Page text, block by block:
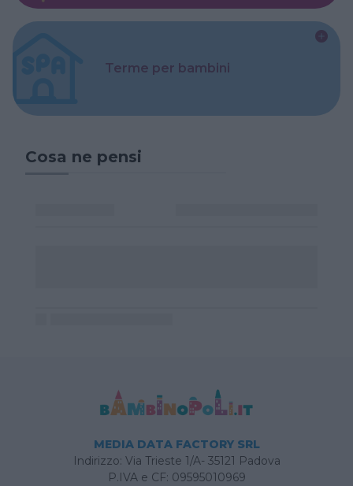
Terme per bambini
Cosa ne pensi
MEDIA DATA FACTORY SRL
Indirizzo: Via Trieste 1/A- 35121 Padova
P.IVA e CF: 09595010969